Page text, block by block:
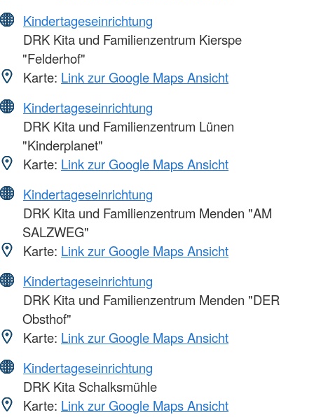
Kindertageseinrichtung
DRK Kita und Familienzentrum Kierspe
"Felderhof"
Karte: Link zur Google Maps Ansicht
Kindertageseinrichtung
DRK Kita und Familienzentrum Lünen
"Kinderplanet"
Karte: Link zur Google Maps Ansicht
Kindertageseinrichtung
DRK Kita und Familienzentrum Menden "AM
SALZWEG"
Karte: Link zur Google Maps Ansicht
Kindertageseinrichtung
DRK Kita und Familienzentrum Menden "DER
Obsthof"
Karte: Link zur Google Maps Ansicht
Kindertageseinrichtung
DRK Kita Schalksmühle
Karte: Link zur Google Maps Ansicht